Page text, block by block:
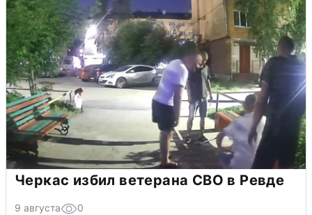
Черкас избил ветерана СВО в Ревде
9 августа 0